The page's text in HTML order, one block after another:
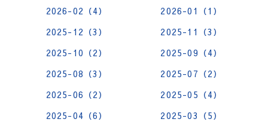
2026-02（4）
2026-01（1）
2025-12（3）
2025-11（3）
2025-10（2）
2025-09（4）
2025-08（3）
2025-07（2）
2025-06（2）
2025-05（4）
2025-04（6）
2025-03（5）